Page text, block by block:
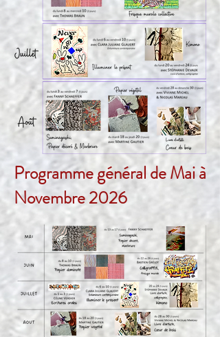
Programme général de Mai à
Novembre 2026